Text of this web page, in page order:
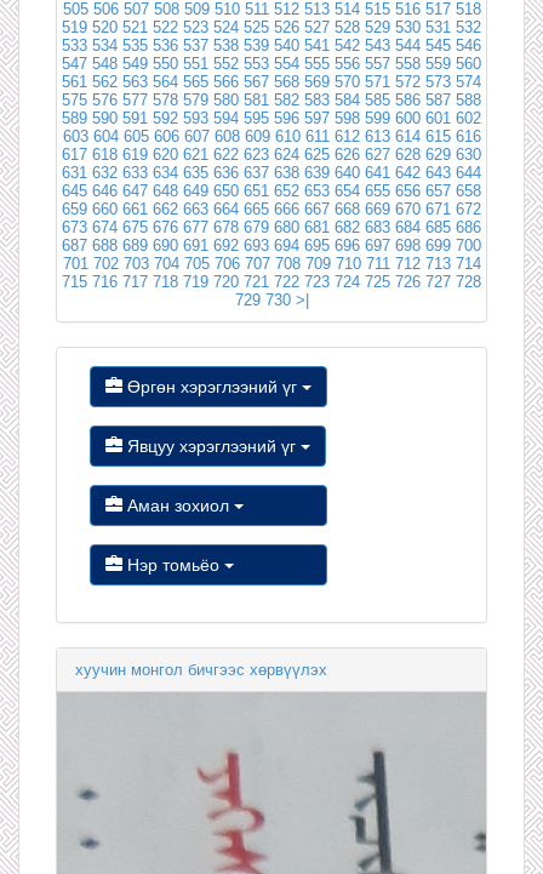
505 506 507 508 509 510 511 512 513 514 515 516 517 518
519 520 521 522 523 524 525 526 527 528 529 530 531 532
533 534 535 536 537 538 539 540 541 542 543 544 545 546
547 548 549 550 551 552 553 554 555 556 557 558 559 560
561 562 563 564 565 566 567 568 569 570 571 572 573 574
575 576 577 578 579 580 581 582 583 584 585 586 587 588
589 590 591 592 593 594 595 596 597 598 599 600 601 602
603 604 605 606 607 608 609 610 611 612 613 614 615 616
617 618 619 620 621 622 623 624 625 626 627 628 629 630
631 632 633 634 635 636 637 638 639 640 641 642 643 644
645 646 647 648 649 650 651 652 653 654 655 656 657 658
659 660 661 662 663 664 665 666 667 668 669 670 671 672
673 674 675 676 677 678 679 680 681 682 683 684 685 686
687 688 689 690 691 692 693 694 695 696 697 698 699 700
701 702 703 704 705 706 707 708 709 710 711 712 713 714
715 716 717 718 719 720 721 722 723 724 725 726 727 728
729 730 >|
Өргөн хэрэглээний үг
Явцуу хэрэглээний үг
Аман зохиол
Нэр томьёо
хуучин монгол бичгээс хөрвүүлэх